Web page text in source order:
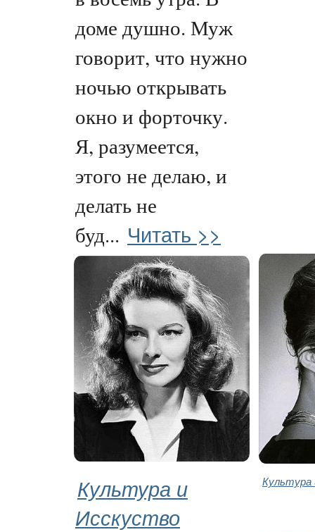
доме душно. Муж
говорит, что нужно
ночью открывать
окно и форточку.
Я, разумеется,
этого не делаю, и
делать не
буд... Читать >>
Культура и
Исскуство
Культура